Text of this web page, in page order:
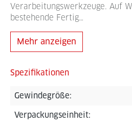
Verarbeitungswerkzeuge. Auf
bestehende Fertig…
Mehr anzeigen
Spezifikationen
Gewindegröße:
Verpackungseinheit: